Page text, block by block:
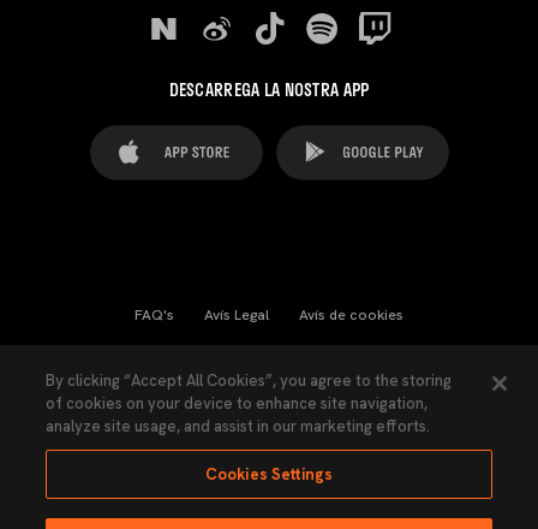
DESCARREGA LA NOSTRA APP
FAQ's Avís Legal Avís de cookies
Llei de Transparència Política de Privacitat
Accessibilitat
By clicking “Accept All Cookies”, you agree to the storing
of cookies on your device to enhance site navigation,
analyze site usage, and assist in our marketing efforts.
Cookies Settings